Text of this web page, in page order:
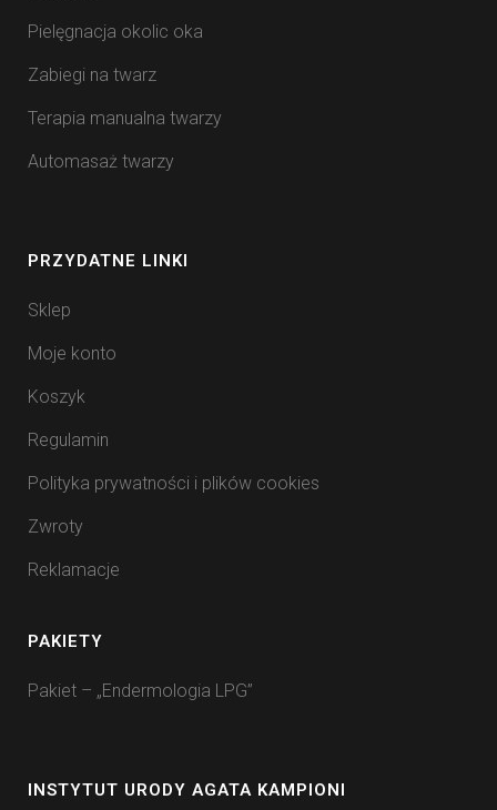
Pielęgnacja okolic oka
Zabiegi na twarz
Terapia manualna twarzy
Automasaż twarzy
PRZYDATNE LINKI
Sklep
Moje konto
Koszyk
Regulamin
Polityka prywatności i plików cookies
Zwroty
Reklamacje
PAKIETY
Pakiet – „Endermologia LPG”
INSTYTUT URODY AGATA KAMPIONI